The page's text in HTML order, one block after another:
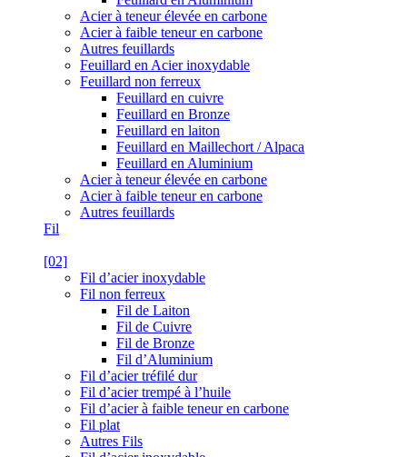
Acier à teneur élevée en carbone
Acier à faible teneur en carbone
Autres feuillards
Feuillard en Acier inoxydable
Feuillard non ferreux
Feuillard en cuivre
Feuillard en Bronze
Feuillard en laiton
Feuillard en Maillechort / Alpaca
Feuillard en Aluminium
Acier à teneur élevée en carbone
Acier à faible teneur en carbone
Autres feuillards
Fil
[02]
Fil d’acier inoxydable
Fil non ferreux
Fil de Laiton
Fil de Cuivre
Fil de Bronze
Fil d’Aluminium
Fil d’acier tréfilé dur
Fil d’acier trempé à l’huile
Fil d’acier à faible teneur en carbone
Fil plat
Autres Fils